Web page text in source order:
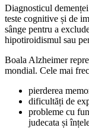
Diagnosticul
teste cognitive și de
sânge pentru a
hipotiroidismul sau
Boala Alzheimer
mondial. Cele mai
pierderea
dificultăți de
probleme cu
judecata și